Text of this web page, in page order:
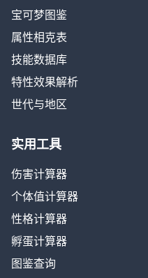
宝可梦图鉴
属性相克表
技能数据库
特性效果解析
世代与地区
实用工具
伤害计算器
个体值计算器
性格计算器
孵蛋计算器
图鉴查询